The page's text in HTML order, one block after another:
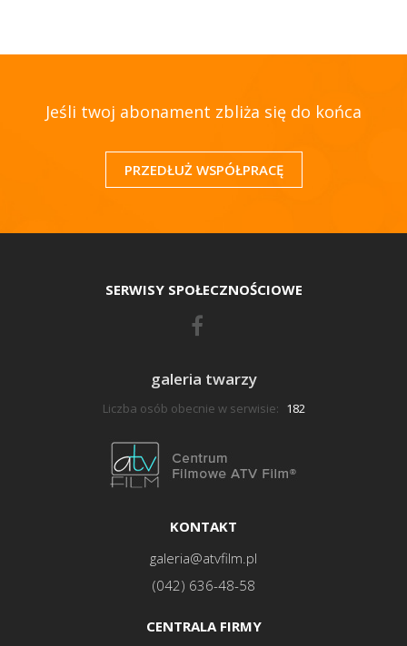
Jeśli twoj abonament zbliża się do końca
PRZEDŁUŻ WSPÓŁPRACĘ
SERWISY SPOŁECZNOŚCIOWE
galeria twarzy
Liczba osób obecnie w serwisie: 182
KONTAKT
galeria@atvfilm.pl
(042) 636-48-58
CENTRALA FIRMY